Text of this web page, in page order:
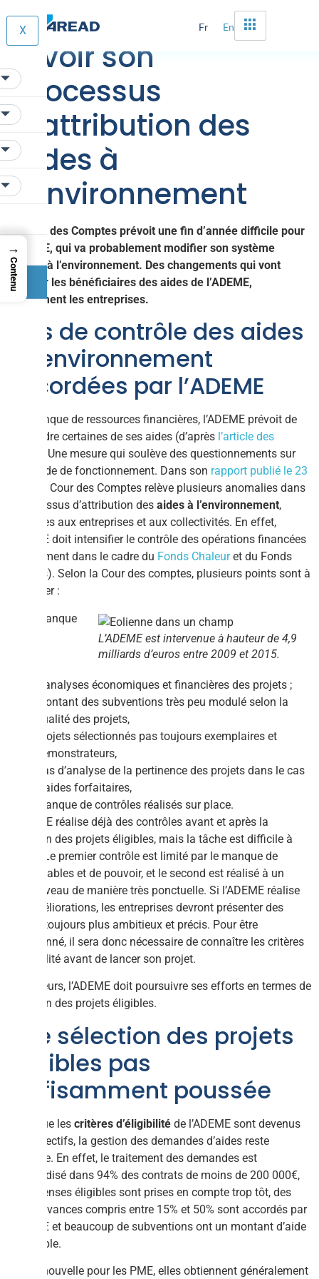
Fr En
X
L’ADEME appelée à
revoir son
processus
d’attribution des
aides à
l’environnement
La Cour des Comptes prévoit une fin d’année difficile pour
l’ADEME, qui va probablement modifier son système
d’aides à l’environnement. Des changements qui vont
affecter les bénéficiaires des aides de l’ADEME,
notamment les entreprises.
Plus de contrôle des aides
à l’environnement
accordées par l’ADEME
Par manque de ressources financières, l’ADEME prévoit de
suspendre certaines de ses aides (d’après l’article des
). Une mesure qui soulève des questionnements sur
son mode de fonctionnement. Dans son rapport publié le 23
, la Cour des Comptes relève plusieurs anomalies dans
le processus d’attribution des aides à l’environnement,
destinées aux entreprises et aux collectivités. En effet,
l’ADEME doit intensifier le contrôle des opérations financées
(notamment dans le cadre du Fonds Chaleuret du Fonds
Déchets). Selon la Cour des comptes, plusieurs points sont à
améliorer :
L’ADEME est intervenue à hauteur de 4,9
milliards d’euros entre 2009 et 2015.
Manque
d’analyses économiques et financières des projets ;
Montant des subventions très peu modulé selon la
qualité des projets,
Projets sélectionnés pas toujours exemplaires et
démonstrateurs,
Pas d’analyse de la pertinence des projets dans le cas
d’aides forfaitaires,
Manque de contrôles réalisés sur place.
L’ADEME réalise déjà des contrôles avant et après la
sélection des projets éligibles, mais la tâche est difficile à
mener. Le premier contrôle est limité par le manque de
responsables et de pouvoir, et le second est réalisé à un
autre niveau de manière très ponctuelle. Si l’ADEME réalise
ces améliorations, les entreprises devront présenter des
projets toujours plus ambitieux et précis. Pour être
sélectionné, il sera donc nécessaire de connaître les critères
d’éligibilité avant de lancer son projet.
Par ailleurs, l’ADEME doit poursuivre ses efforts en termes de
sélection des projets éligibles.
Une sélection des projets
éligibles pas
suffisamment poussée
Alors que les critères d’éligibilité de l’ADEME sont devenus
plus sélectifs, la gestion des demandes d’aides reste
aléatoire. En effet, le traitement des demandes est
standardisé dans 94% des contrats de moins de 200 000€,
les dépenses éligibles sont prises en compte trop tôt, des
taux d’avances compris entre 15% et 50% sont accordés par
l’ADEME et beaucoup de subventions ont un montant d’aide
trop faible.
Bonne nouvelle pour les PME, elles obtiennent généralement
→
Contenu